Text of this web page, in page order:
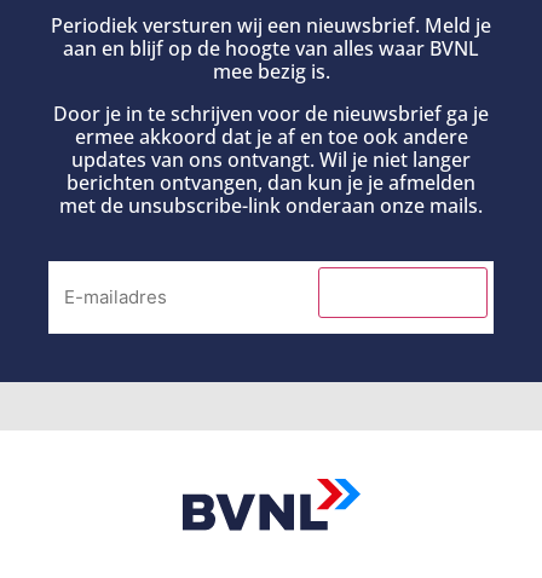
Periodiek versturen wij een nieuwsbrief. Meld je
aan en blijf op de hoogte van alles waar BVNL
mee bezig is.
Door je in te schrijven voor de nieuwsbrief ga je
ermee akkoord dat je af en toe ook andere
updates van ons ontvangt. Wil je niet langer
berichten ontvangen, dan kun je je afmelden
met de unsubscribe-link onderaan onze mails.